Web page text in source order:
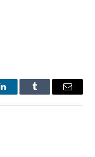
LinkedInTumblr Email